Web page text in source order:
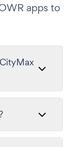
apps to